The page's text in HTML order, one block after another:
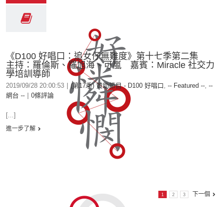
《D100 好唱口：追女仔無難度》第十七季第二集
主持：羅倫斯、羅旭海、可嵐 嘉賓：Miracle 社交力
學培訓導師
2019/09/28 20:00:53 (第17季) 贊助節目 - D100 好唱口, -- Featured --, --
網台 --
0條評論
[...]
進一步了解
1 2 3 下一個